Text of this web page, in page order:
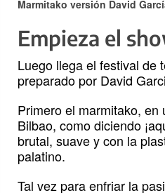
Marmitako versión David
Empieza el
Luego llega el festival de
preparado por David
Primero el marmitako,
Bilbao, como diciendo
brutal, suave y con la
palatino.
Tal vez para enfriar la